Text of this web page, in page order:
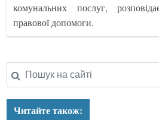
комунальних послуг,
правової допомоги.
Читайте також: